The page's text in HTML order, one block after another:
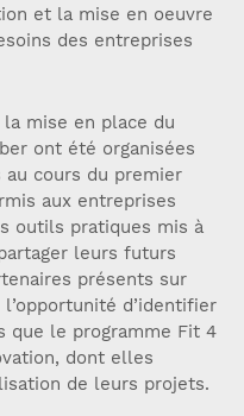
et la mise en oeuvre
des entreprises
la mise en place du
ont été organisées
cours du premier
aux entreprises
outils pratiques mis à
leurs futurs
présents sur
d’identifier
que le programme Fit 4
dont elles
de leurs projets.